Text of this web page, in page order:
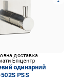
доставка
Епіцентр
одинарний
PSS